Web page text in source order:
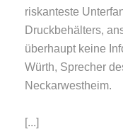
riskanteste
Druckbehälters,
überhaupt keine
Würth, Sprecher
Neckarwestheim.
[...]